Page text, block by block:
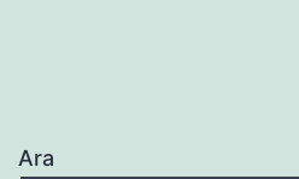
Ara